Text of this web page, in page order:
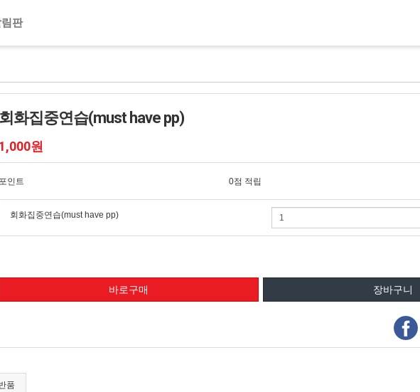
판
회화집중연습(must have pp)
1,000원
포인트 0점 적립
회화집중연습(must have pp)
품